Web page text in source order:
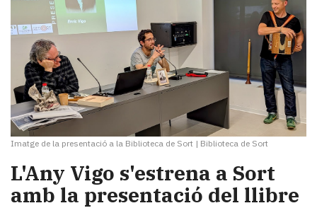
Imatge de la presentació a la Biblioteca de Sort | Biblioteca de Sort
L'Any Vigo s'estrena a Sort
amb la presentació del llibre